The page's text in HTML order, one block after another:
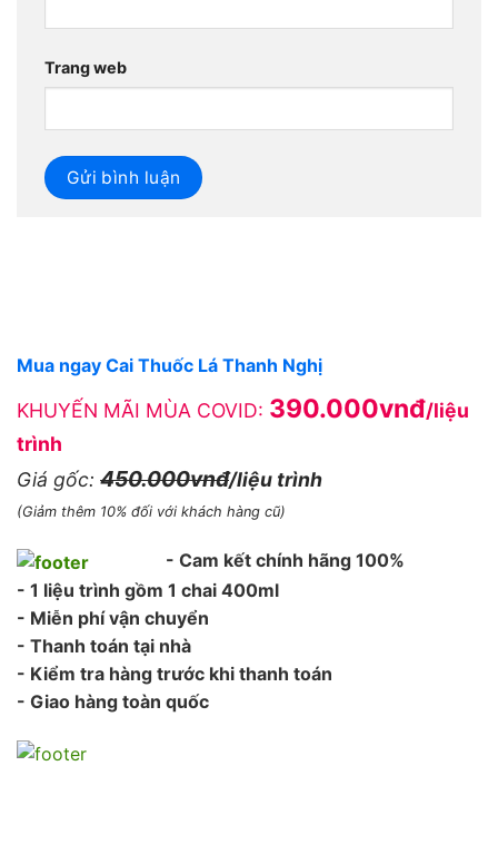
Trang web
Mua ngay Cai Thuốc Lá Thanh Nghị
KHUYẾN MÃI MÙA COVID: 390.000vnđ/liệu
trình
Giá gốc: 450.000vnđ/liệu trình
(Giảm thêm 10% đối với khách hàng cũ)
- Cam kết chính hãng 100%
- 1 liệu trình gồm 1 chai 400ml
- Miễn phí vận chuyển
- Thanh toán tại nhà
- Kiểm tra hàng trước khi thanh toán
- Giao hàng toàn quốc